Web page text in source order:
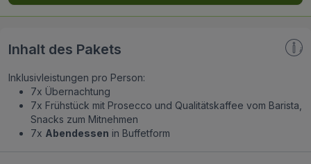
Inhalt des Pakets
Inklusivleistungen pro Person:
7x Übernachtung
7x Frühstück mit Prosecco und Qualitätskaffee vom Barista,
Snacks zum Mitnehmen
7x Abendessen in Buffetform